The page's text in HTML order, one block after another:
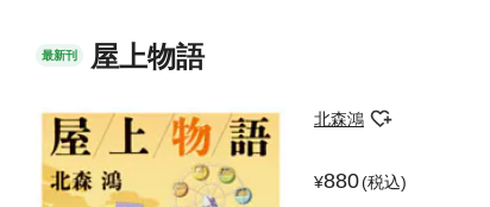
最新刊 屋上物語
北森鴻
880(税込)